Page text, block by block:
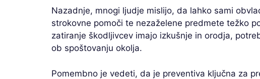
Nazadnje, mnogi ljudje mislijo, da lahko sami
strokovne pomoči te nezaželene predmete težko
zatiranje škodljivcev imajo izkušnje in orodja,
ob spoštovanju okolja.
Pomembno je vedeti, da je preventiva ključna za